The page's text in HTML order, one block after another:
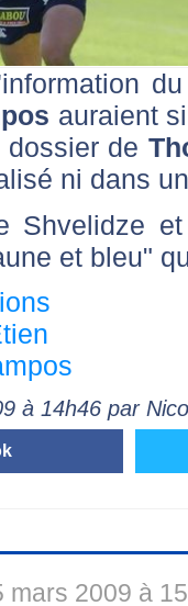
auraient
dossier de
ni dans
Shvelidze
et bleu"
à 14h46 par
mars 2009 à